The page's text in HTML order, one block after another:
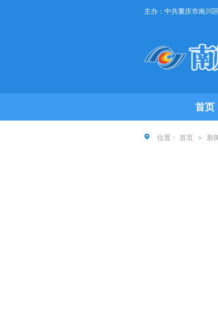
主办：中共重庆市南川
首页
位置： 首页 > 新